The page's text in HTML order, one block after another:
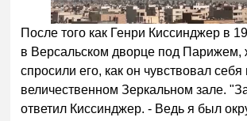
После того как Генри Киссинджер в
в Версальском дворце под Парижем,
спросили его, как он чувствовал себя
величественном Зеркальном зале.
ответил Киссинджер. - Ведь я был